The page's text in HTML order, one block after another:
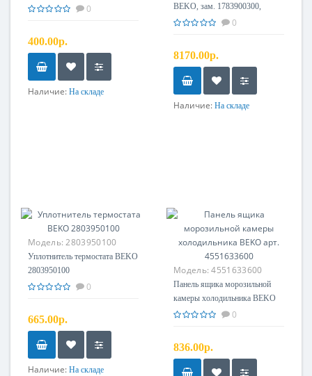
0
400.00р.
Наличие: На складе
BEKO, зам. 1783900300,
1783900100, 1761600100
0
8170.00р.
Наличие: На складе
Модель:2803950100
Уплотнитель термостата BEKO
2803950100
0
665.00р.
Наличие: На складе
Модель:4551633600
Панель ящика морозильной
камеры холодильника BEKO
арт. 45516336000
836.00р.